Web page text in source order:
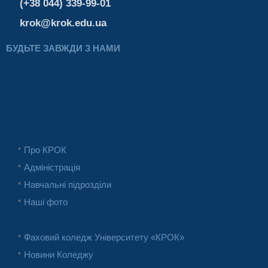
(+38 044) 339-99-01
krok@krok.edu.ua
БУДЬТЕ ЗАВЖДИ З НАМИ
Про КРОК
Адміністрація
Навчальні підрозділи
Наші фото
Фаховий коледж Університету «КРОК»
Новини Коледжу